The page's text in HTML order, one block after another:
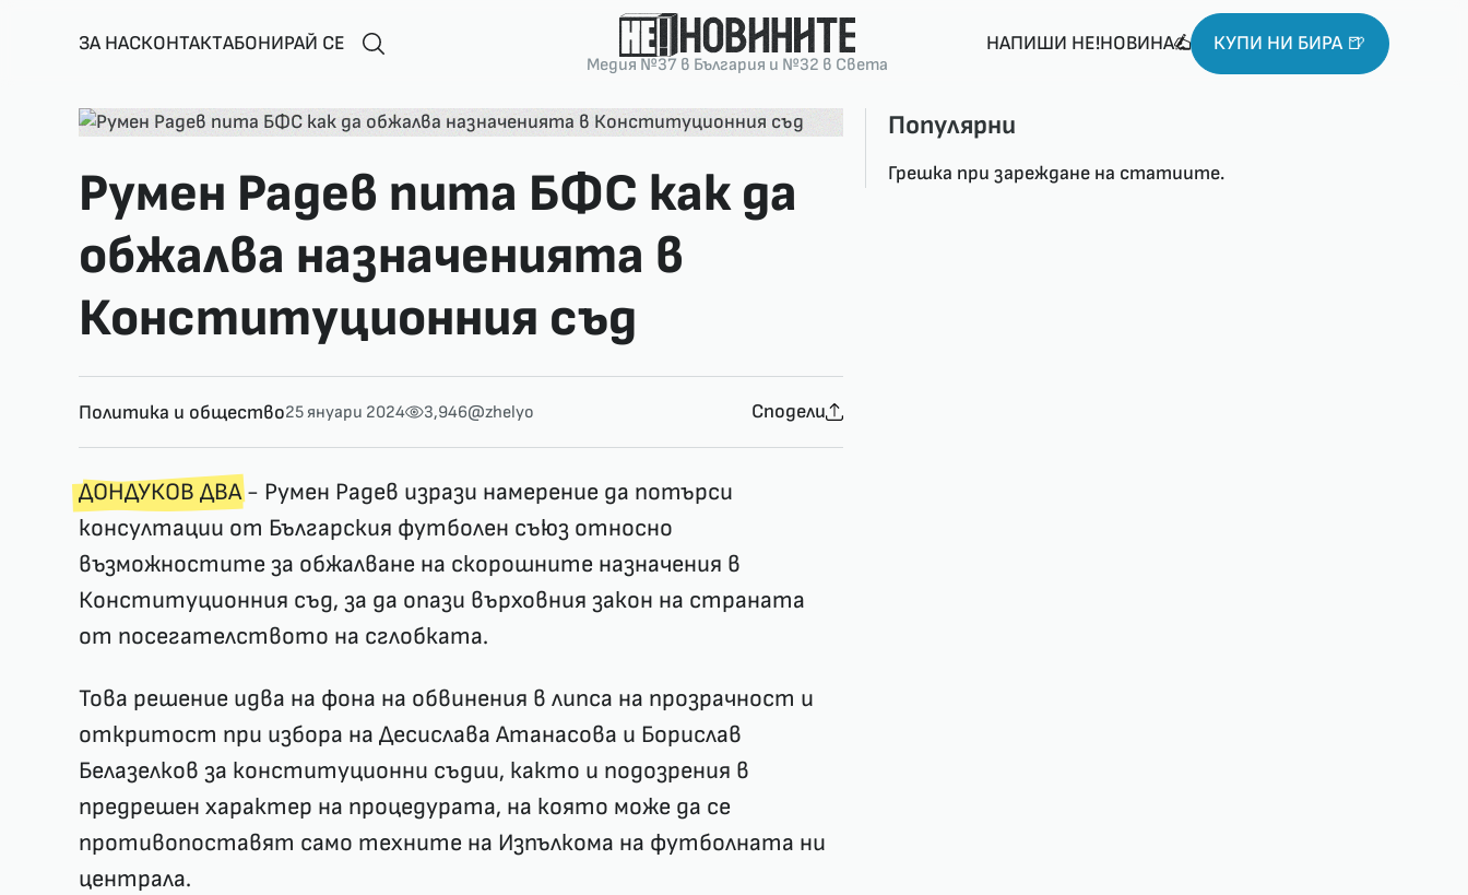
ЗА НАСКОНТАКТАБОНИРАЙ СЕ
Медия №37 в България и №32 в Света
НАПИШИ НЕ!НОВИНА КУПИ НИ БИРА 🍺
Румен Радев пита БФС как да
обжалва назначенията в
Конституционния съд
Политика и общество25 януари 2024 3,946@zhelyo Сподели
ДОНДУКОВ ДВА- Румен Радев изрази намерение да потърси
консултации от Българския футболен съюз относно
възможностите за обжалване на скорошните назначения в
Конституционния съд, за да опази върховния закон на страната
от посегателството на сглобката.
Това решение идва на фона на обвинения в липса на прозрачност и
откритост при избора на Десислава Атанасова и Борислав
Белазелков за конституционни съдии, както и подозрения в
предрешен характер на процедурата, на която може да се
противопоставят само техните на Изпълкома на футболната ни
централа.
Популярни
Грешка при зареждане на статиите.